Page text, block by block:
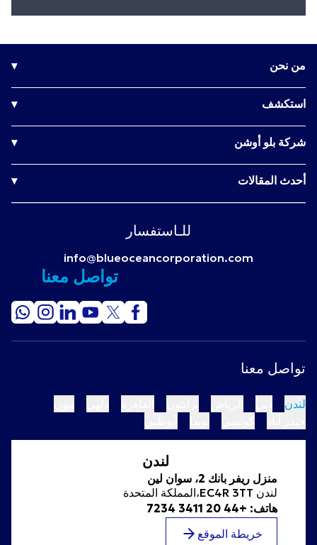
من نحن ▾
شركتنا
الجوائز
صناعة الأثر
استكشف ▾
دورات الشهادات
الاستشارات
شركة بلو أوشن ▾
الوظائف
أحدث المقالات ▾
الضعف: القوة غير المتوقعة للقائدللـاستفسار
info@blueoceancorporation.com
تواصل معنا
تواصل معنا
لندن
لندن
منزل ريفر بانك 2، سوان لين
لندن EC4R 3TT،المملكة المتحدة
هاتف: +44 20 3411 7234
خريطة الموقع